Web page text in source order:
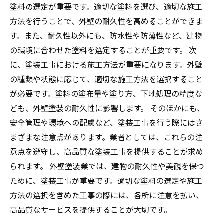
塗料の選定が重要です。適切な塗料を選び、適切な施工
方法を行うことで、外壁の耐久性を高めることができま
す。また、耐久性以外にも、防水性や防藻性など、建物
の環境に合わせた塗料を選定することが重要です。 次
に、塗装工事における施工方法が重要になります。外壁
の種類や状態に応じて、適切な施工方法を選択すること
が必要です。塗料の塗布量や塗り方、下地処理の精度な
ども、外壁塗装の耐久性に影響します。 そのほかにも、
安全管理や環境への配慮など、塗装工事を行う際にはさ
まざまな注意点があります。業者としては、これらの注
意点を遵守し、高品質な塗装工事を提供することが求め
られます。 外壁塗装業では、建物の耐久性や美観を保つ
ために、塗装工事が重要です。適切な塗料の選定や施工
方法の選択を含めた工事の際には、各所に注意を払い、
高品質なサービスを提供することが大切です。